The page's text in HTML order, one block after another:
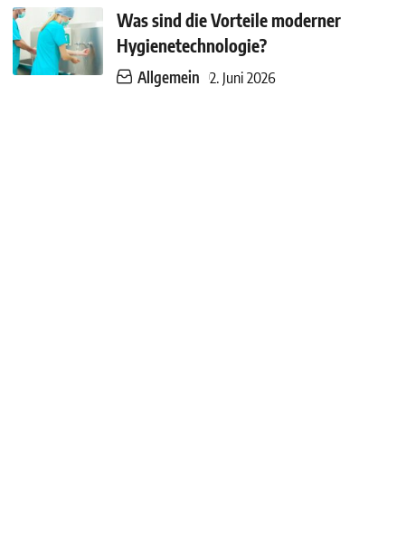
Was sind die Vorteile moderner
Hygienetechnologie?
Allgemein 2. Juni 2026